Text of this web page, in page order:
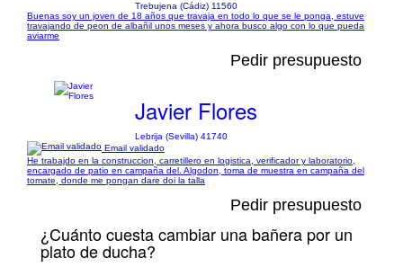
Trebujena (Cádiz) 11560
Buenas soy un joven de 18 años que travaja en todo lo que se le ponga, estuve
travajando de peon de albañil unos meses y ahora busco algo con lo que pueda
aviarme
Pedir presupuesto
Javier Flores
Lebrija (Sevilla) 41740
Email validado
He trabajdo en la construccion, carretillero en logistica, verificador y laboratorio,
encargado de patio en campaña del. Algodon, toma de muestra en campaña del
tomate, donde me pongan dare doi la talla
Pedir presupuesto
¿Cuánto cuesta cambiar una bañera por un
plato de ducha?